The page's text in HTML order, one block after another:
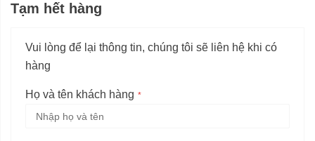
Tạm hết hàng
Vui lòng để lại thông tin, chúng tôi sẽ liên hệ khi có
hàng
Họ và tên khách hàng